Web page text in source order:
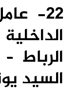
22-
الرباط
السيد